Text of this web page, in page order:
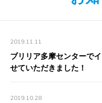
2019.11.11
ブリリア多摩センターで
せていただきました！
2019.10.28